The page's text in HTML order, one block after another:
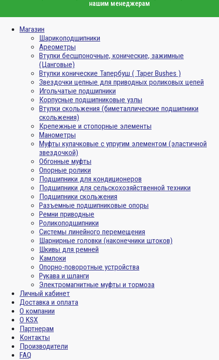
нашим менеджерам
Магазин
Шарикоподшипники
Ареометры
Втулки бесшпоночные, конические, зажимные
(Цанговые)
Втулки конические Тапербуш ( Taper Bushes )
Звездочки цепные для приводных роликовых цепей
Игольчатые подшипники
Корпусные подшипниковые узлы
Втулки скольжения (биметаллические подшипники
скольжения)
Крепежные и стопорные элементы
Манометры
Муфты кулачковые с упругим элементом (эластичной
звездочкой)
Обгонные муфты
Опорные ролики
Подшипники для кондиционеров
Подшипники для сельскохозяйственной техники
Подшипники скольжения
Разъемные подшипниковые опоры
Ремни приводные
Роликоподшипники
Системы линейного перемещения
Шарнирные головки (наконечники штоков)
Шкивы для ремней
Камлоки
Опорно-поворотные устройства
Рукава и шланги
Электромагнитные муфты и тормоза
Личный кабинет
Доставка и оплата
О компании
О KSX
Партнерам
Контакты
Производители
FAQ